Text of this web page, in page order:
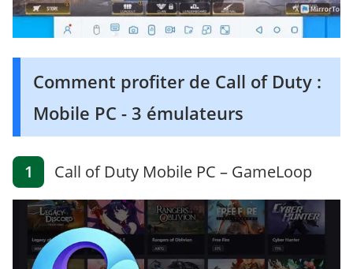
Comment profiter de Call of Duty :
Mobile PC - 3 émulateurs
1 Call of Duty Mobile PC – GameLoop